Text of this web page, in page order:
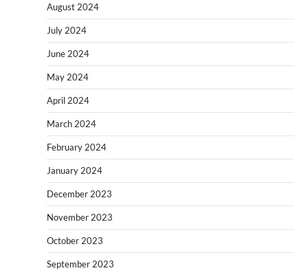
August 2024
July 2024
June 2024
May 2024
April 2024
March 2024
February 2024
January 2024
December 2023
November 2023
October 2023
September 2023